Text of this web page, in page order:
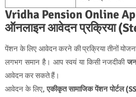
Vridha Pension Online
ऑनलाइन आवेदन प्रक्रिया
पेंशन के लिए आवेदन करने की प्रक्रिया तीनों
लगभग समान है। आप स्वयं या किसी नजदीकी
आवेदन कर सकते हैं।
आवेदन के लिए,एकीकृत सामाजिक पेंशन पोर्टल